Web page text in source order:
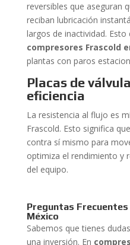
reversibles que aseguran
reciban lubricación
largos de inactividad. Esto
compresores Frascold
plantas con paros
Placas de
eficiencia
La resistencia al flujo es
Frascold. Esto significa
contra sí mismo para
optimiza el rendimiento y
del equipo.
Preguntas
México
Sabemos que tienes
una inversión. En